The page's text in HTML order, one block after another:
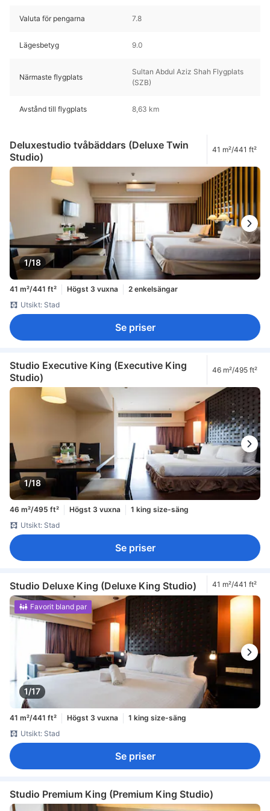
Valuta för pengarna 7.8
Lägesbetyg 9.0
Närmaste flygplats
Sultan Abdul Aziz Shah Flygplats
(SZB)
Avstånd till flygplats 8,63 km
Deluxestudio tvåbäddars (Deluxe Twin
Studio)
41 m²/441 ft²
1/18
41 m²/441 ft² Högst 3 vuxna
2 enkelsängar
Utsikt: Stad
Se priser
Studio Executive King (Executive King
Studio)
46 m²/495 ft²
1/18
46 m²/495 ft² Högst 3 vuxna
1 king size-säng
Utsikt: Stad
Se priser
Studio Deluxe King (Deluxe King Studio) 41 m²/441 ft²
1/17
Favorit bland par
41 m²/441 ft² Högst 3 vuxna
1 king size-säng
Utsikt: Stad
Se priser
Studio Premium King (Premium King Studio)